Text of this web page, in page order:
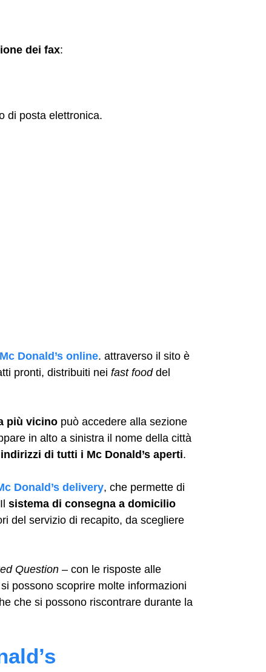
dei fax:
di posta elettronica.
Mc Donald’s online. attraverso il sito è
pronti, distribuiti nei fast fooddel
più vicino può accedere alla sezione
in alto a sinistra il nome della città
di tutti i Mc Donald’s aperti.
Donald’s delivery, che permette di
sistema di consegna a domicilio
del servizio di recapito, da scegliere
Question – con le risposte alle
possono scoprire molte informazioni
che si possono riscontrare durante la